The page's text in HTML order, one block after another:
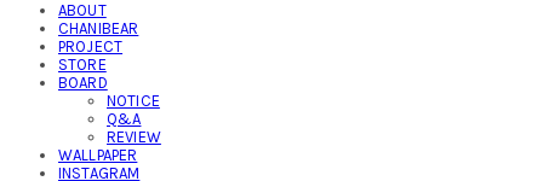
ABOUT
CHANIBEAR
PROJECT
STORE
BOARD
NOTICE
Q&A
REVIEW
WALLPAPER
INSTAGRAM